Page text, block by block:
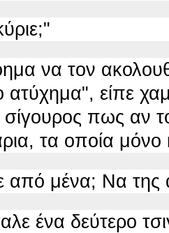
να τον
ατύχημα", είπε
σίγουρος πως αν
τα οποία μόνο
από μένα; Να
ένα δεύτερο